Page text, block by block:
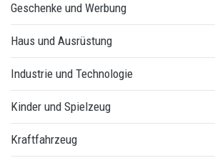
Geschenke und Werbung
Haus und Ausrüstung
Industrie und Technologie
Kinder und Spielzeug
Kraftfahrzeug